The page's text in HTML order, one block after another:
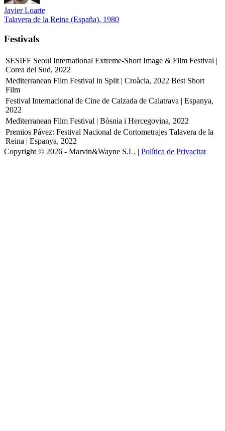
Javier Loarte
Talavera de la Reina (España), 1980
Festivals
SESIFF Seoul International Extreme-Short Image & Film Festival |
Corea del Sud, 2022
Mediterranean Film Festival in Split | Croàcia, 2022 Best Short
Film
Festival Internacional de Cine de Calzada de Calatrava | Espanya,
2022
Mediterranean Film Festival | Bòsnia i Hercegovina, 2022
Premios Pávez: Festival Nacional de Cortometrajes Talavera de la
Reina | Espanya, 2022
Copyright © 2026 - Marvin&Wayne S.L. | Política de Privacitat